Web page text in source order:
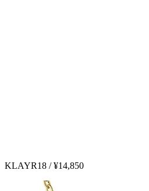
KLAYR18 / ¥14,850